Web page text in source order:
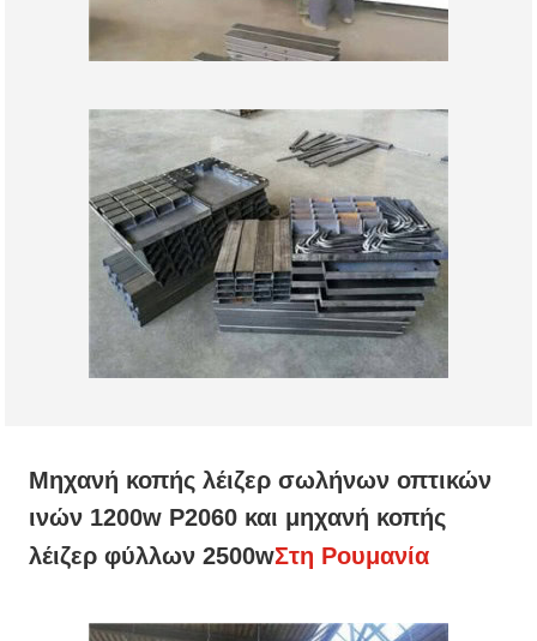
Μηχανή κοπής λέιζερ σωλήνων οπτικών
ινών 1200w P2060 και μηχανή κοπής
λέιζερ φύλλων 2500wΣτη Ρουμανία